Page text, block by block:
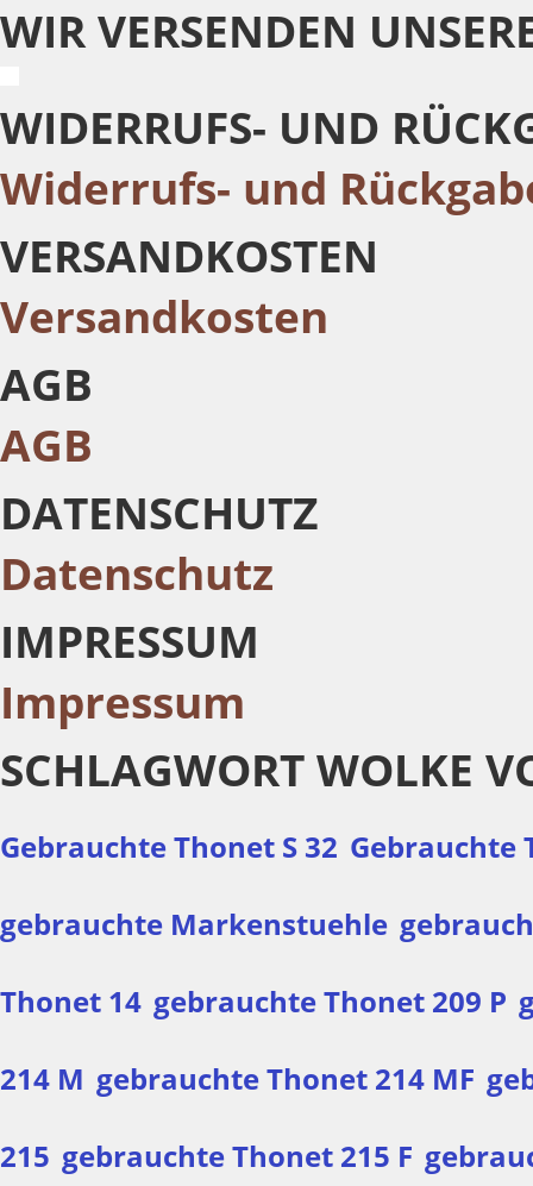
WIR VERSENDEN
WIDERRUFS- UND
Widerrufs- und
VERSANDKOSTEN
Versandkosten
AGB
AGB
DATENSCHUTZ
Datenschutz
IMPRESSUM
Impressum
SCHLAGWORT WOLKE
Gebrauchte Thonet S 32 Gebrauchte
gebrauchte Markenstuehle
Thonet 14 gebrauchte Thonet 209 P
214 M gebrauchte Thonet 214 MF
215 gebrauchte Thonet 215 F